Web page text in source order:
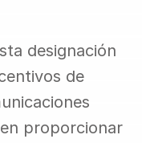
designación
de
proporcionar